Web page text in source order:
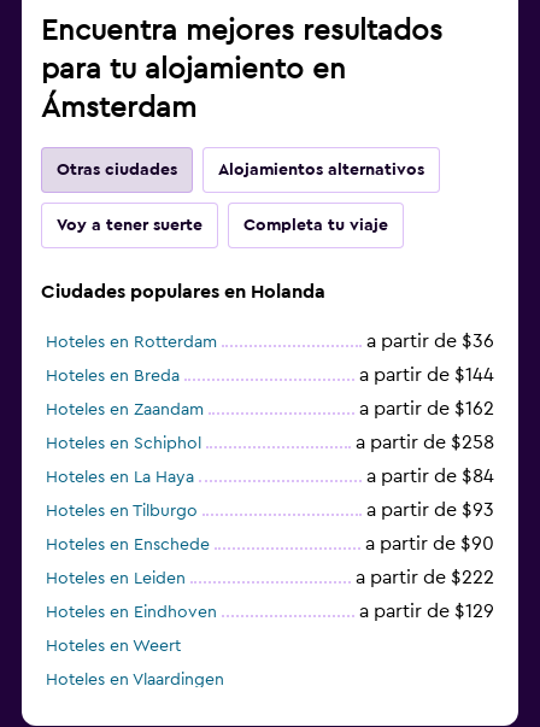
Encuentra mejores resultados
para tu alojamiento en
Ámsterdam
Otras ciudades Alojamientos alternativos
Voy a tener suerte Completa tu viaje
Ciudades populares en Holanda
Hoteles en Rotterdam a partir de $36
Hoteles en Breda a partir de $144
Hoteles en Zaandam a partir de $162
Hoteles en Schiphol a partir de $258
Hoteles en La Haya a partir de $84
Hoteles en Tilburgo a partir de $93
Hoteles en Enschede a partir de $90
Hoteles en Leiden a partir de $222
Hoteles en Eindhoven a partir de $129
Hoteles en Weert
Hoteles en Vlaardingen